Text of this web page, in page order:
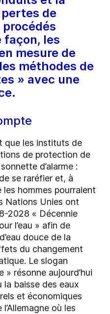
de
façon, les
mesure de
méthodes de
» avec une
que les instituts de
de protection de
d’alarme :
se raréfier et, à
les hommes pourraient
Nations Unies ont
2028 « Décennie
l’eau » afin de
douce de la
du changement
Le slogan
résonne aujourd’hui
la baisse des eaux
et économiques
où les